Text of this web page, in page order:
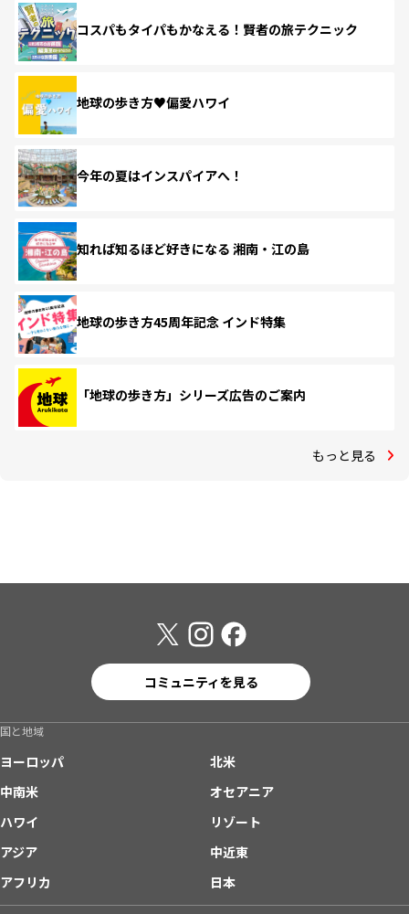
コスパもタイパもかなえる！賢者の旅テクニック
地球の歩き方♥偏愛ハワイ
今年の夏はインスパイアへ！
知れば知るほど好きになる 湘南・江の島
地球の歩き方45周年記念 インド特集
「地球の歩き方」シリーズ広告のご案内
もっと見る
コミュニティを見る
国と地域
ヨーロッパ
北米
中南米
オセアニア
ハワイ
リゾート
アジア
中近東
アフリカ
日本